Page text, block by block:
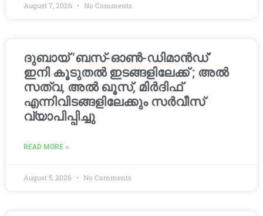
August 7, 2026 No Comments
ദുബായ് ‘ബസ്-ഓൺ-ഡിമാൻഡ്’
ഇനി കൂടുതൽ ഇടങ്ങളിലേക്ക് ; അൽ
സത്വ, അൽ ഖൂസ്, മിർദിഫ്
എന്നിവിടങ്ങളിലേക്കും സർവീസ്
വ്യാപിപ്പിച്ചു
READ MORE »
August 5, 2026 No Comments